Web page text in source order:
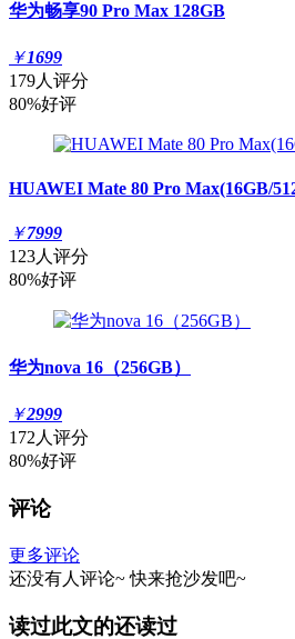
华为畅享90 Pro Max 128GB
￥1699
179人评分
80%好评
HUAWEI Mate 80 Pro Max(16GB/
￥7999
123人评分
80%好评
华为nova 16（256GB）
￥2999
172人评分
80%好评
评论
更多评论
还没有人评论~ 快来抢沙发吧~
读过此文的还读过